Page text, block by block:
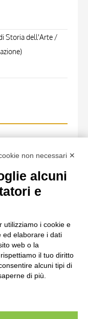
Storia dell'Arte /
e Carlo Ludovico
abitata,
Intreccio
non necessari ✕
alcuni
e
utilizziamo i cookie e
ed elaborare i dati
web o la
il tuo diritto
alcuni tipi di
di più.